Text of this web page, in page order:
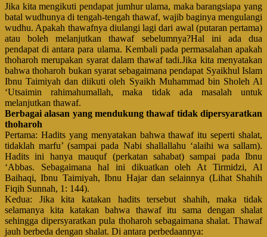
Jika kita mengikuti pendapat jumhur ulama, maka barangsiapa yang
batal wudhunya di tengah-tengah thawaf, wajib baginya mengulangi
wudhu. Apakah thawafnya diulangi lagi dari awal (putaran pertama)
atau boleh melanjutkan thawaf sebelumnya?Hal ini ada dua
pendapat di antara para ulama. Kembali pada permasalahan apakah
thoharoh merupakan syarat dalam thawaf tadi.Jika kita menyatakan
bahwa thoharoh bukan syarat sebagaimana pendapat Syaikhul Islam
Ibnu Taimiyah dan diikuti oleh Syaikh Muhammad bin Sholeh Al
‘Utsaimin rahimahumallah, maka tidak ada masalah untuk
melanjutkan thawaf.
Berbagai alasan yang mendukung thawaf tidak dipersyaratkan
thoharoh
Pertama: Hadits yang menyatakan bahwa thawaf itu seperti shalat,
tidaklah marfu’ (sampai pada Nabi shallallahu ‘alaihi wa sallam).
Hadits ini hanya mauquf (perkatan sahabat) sampai pada Ibnu
‘Abbas. Sebagaimana hal ini dikuatkan oleh At Tirmidzi, Al
Baihaqi, Ibnu Taimiyah, Ibnu Hajar dan selainnya (Lihat Shahih
Fiqih Sunnah, 1: 144).
Kedua: Jika kita katakan hadits tersebut shahih, maka tidak
selamanya kita katakan bahwa thawaf itu sama dengan shalat
sehingga dipersyaratkan pula thoharoh sebagaimana shalat. Thawaf
jauh berbeda dengan shalat. Di antara perbedaannya: